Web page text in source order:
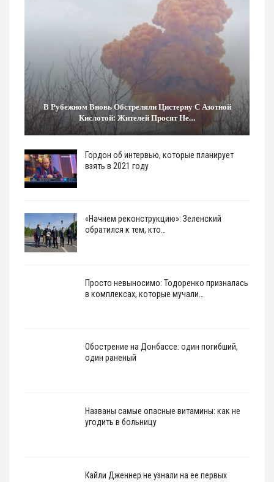
В Рубежном Вновь Обстреляли Цистерну С Азотной
Кислотой: Жителей Просят Не…
Гордон об интервью, которые планирует
взять в 2021 году
«Начнем реконструкцию»: Зеленский
обратился к тем, кто…
Просто невыносимо: Тодоренко призналась
в комплексах, которые мучали…
Обострение на Донбассе: один погибший,
один раненый
Названы самые опасные витамины: как не
угодить в больницу
Кайли Дженнер не узнали на ее первых